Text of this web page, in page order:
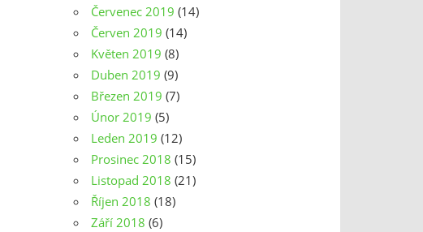
Červenec 2019 (14)
Červen 2019 (14)
Květen 2019 (8)
Duben 2019 (9)
Březen 2019 (7)
Únor 2019 (5)
Leden 2019 (12)
Prosinec 2018 (15)
Listopad 2018 (21)
Říjen 2018 (18)
Září 2018 (6)